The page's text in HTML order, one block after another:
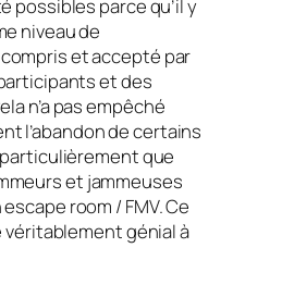
possibles parce qu’il y
niveau de
et accepté par
et des
n’a pas empêché
l’abandon de certains
que
et jammeuses
escape room / FMV. Ce
génial à